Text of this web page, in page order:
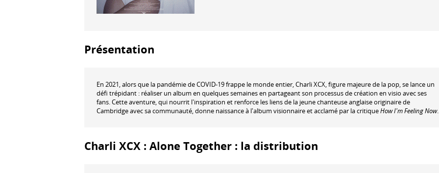
Présentation
En 2021, alors que la pandémie de COVID-19 frappe le monde entier, Charli XCX, figure majeure de la pop, se lance un
défi trépidant : réaliser un album en quelques semaines en partageant son processus de création en visio avec ses
fans. Cette aventure, qui nourrit l'inspiration et renforce les liens de la jeune chanteuse anglaise originaire de
Cambridge avec sa communauté, donne naissance à l'album visionnaire et acclamé par la critiqueHow I'm Feeling Now.
Charli XCX : Alone Together : la distribution